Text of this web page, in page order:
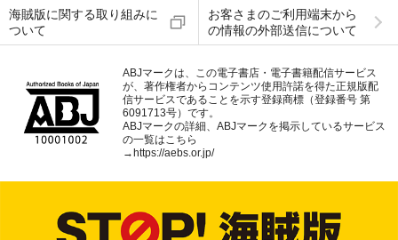
海賊版に関する取り組みに
ついて
お客さまのご利用端末から
の情報の外部送信について
ABJマークは、この電子書店・電子書籍配信サービス
が、著作権者からコンテンツ使用許諾を得た正規版配
信サービスであることを示す登録商標（登録番号 第
6091713号）です。
ABJマークの詳細、ABJマークを掲示しているサービス
の一覧はこちら
→https://aebs.or.jp/